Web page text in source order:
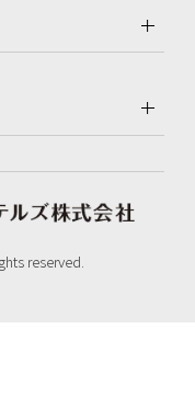
reserved.